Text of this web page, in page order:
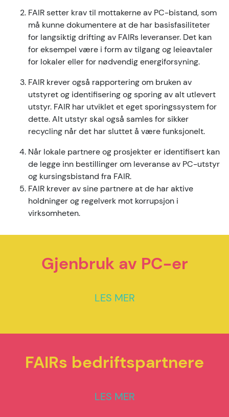
FAIR setter krav til mottakerne av PC-bistand, som
må kunne dokumentere at de har basisfasiliteter
for langsiktig drifting av FAIRs leveranser. Det kan
for eksempel være i form av tilgang og leieavtaler
for lokaler eller for nødvendig energiforsyning.
FAIR krever også rapportering om bruken av
utstyret og identifisering og sporing av alt utlevert
utstyr. FAIR har utviklet et eget sporingssystem for
dette. Alt utstyr skal også samles for sikker
recycling når det har sluttet å være funksjonelt.
Når lokale partnere og prosjekter er identifisert kan
de legge inn bestillinger om leveranse av PC-utstyr
og kursingsbistand fra FAIR.
FAIR krever av sine partnere at de har aktive
holdninger og regelverk mot korrupsjon i
virksomheten.
Gjenbruk av PC-er
LES MER
FAIRs bedriftspartnere
LES MER